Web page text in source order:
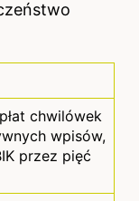
chwilówek
wpisów,
przez pięć